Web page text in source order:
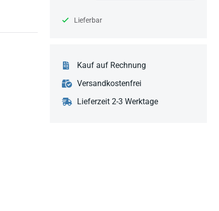
Lieferbar
Kauf auf Rechnung
Versandkostenfrei
Lieferzeit 2-3 Werktage